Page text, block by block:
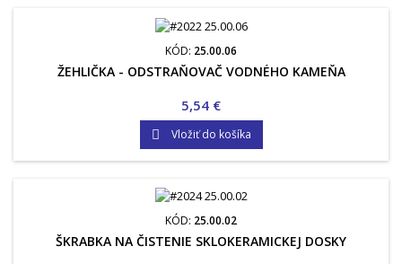
KÓD: 25.00.06
ŽEHLIČKA - ODSTRAŇOVAČ VODNÉHO KAMEŇA
Cena
5,54 €
 Vložiť do košíka
KÓD: 25.00.02
ŠKRABKA NA ČISTENIE SKLOKERAMICKEJ DOSKY